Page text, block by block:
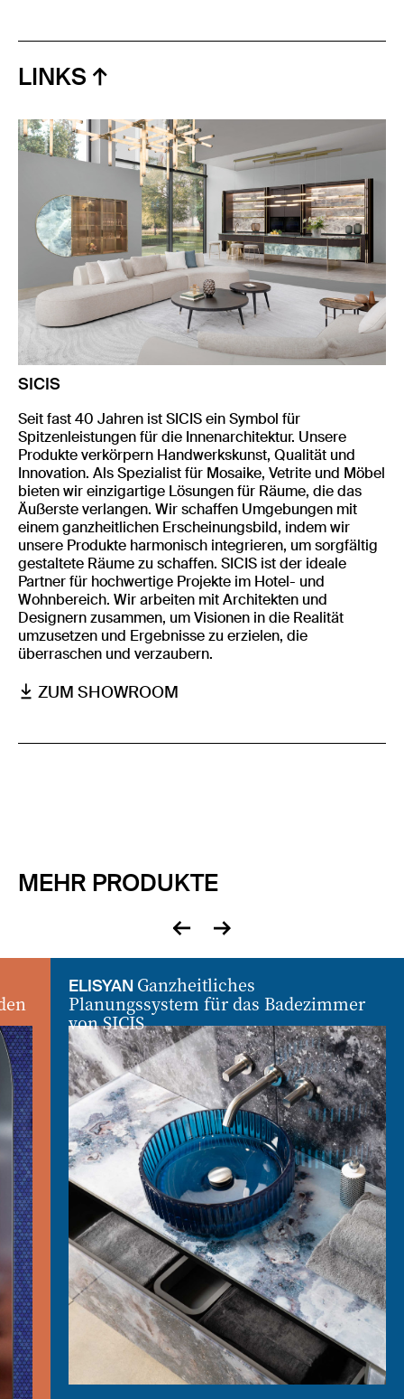
LINKS
SICIS
Seit fast 40 Jahren ist SICIS ein Symbol für
Spitzenleistungen für die Innenarchitektur. Unsere
Produkte verkörpern Handwerkskunst, Qualität und
Innovation. Als Spezialist für Mosaike, Vetrite und Möbel
bieten wir einzigartige Lösungen für Räume, die das
Äußerste verlangen. Wir schaffen Umgebungen mit
einem ganzheitlichen Erscheinungsbild, indem wir
unsere Produkte harmonisch integrieren, um sorgfältig
gestaltete Räume zu schaffen. SICIS ist der ideale
Partner für hochwertige Projekte im Hotel- und
Wohnbereich. Wir arbeiten mit Architekten und
Designern zusammen, um Visionen in die Realität
umzusetzen und Ergebnisse zu erzielen, die
überraschen und verzaubern.
ZUM SHOWROOM
MEHR PRODUKTE
zurück
vor
ELISYAN Ganzheitliches
Planungssystem für das Badezimmer
von SICIS